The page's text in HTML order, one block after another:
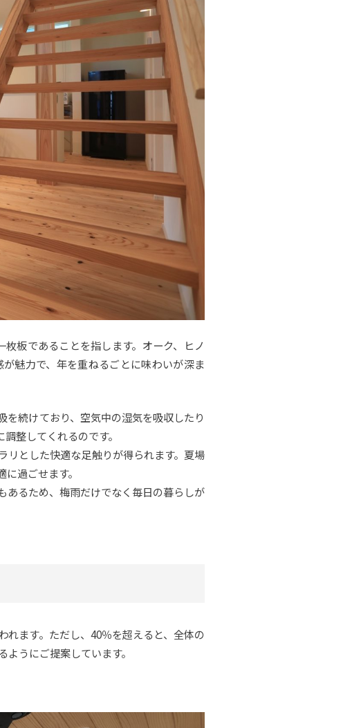
板であることを指します。オーク、ヒノ
魅力で、年を重ねるごとに味わいが深ま
続けており、空気中の湿気を吸収したり
整してくれるのです。
リとした快適な足触りが得られます。夏場
過ごせます。
あるため、梅雨だけでなく毎日の暮らしが
ます。ただし、40％を超えると、全体の
うにご提案しています。